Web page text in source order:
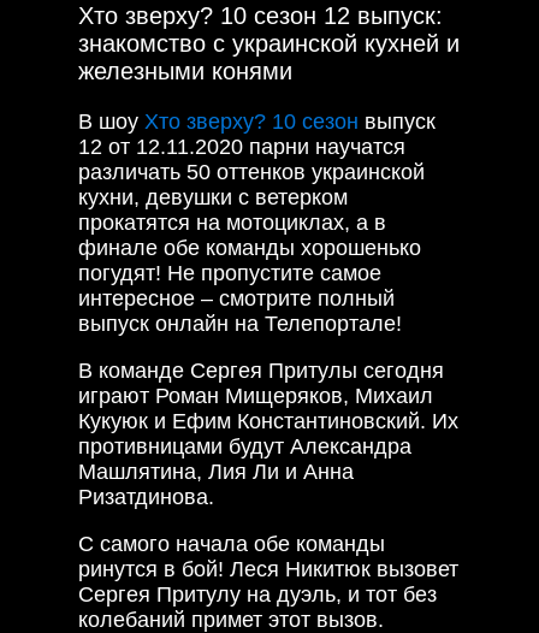
Хто зверху? 10 сезон 12 выпуск:
знакомство с украинской кухней и
железными конями
В шоу Хто зверху? 10 сезон выпуск
12 от 12.11.2020 парни научатся
различать 50 оттенков украинской
кухни, девушки с ветерком
прокатятся на мотоциклах, а в
финале обе команды хорошенько
погудят! Не пропустите самое
интересное – смотрите полный
выпуск онлайн на Телепортале!
В команде Сергея Притулы сегодня
играют Роман Мищеряков, Михаил
Кукуюк и Ефим Константиновский. Их
противницами будут Александра
Машлятина, Лия Ли и Анна
Ризатдинова.
С самого начала обе команды
ринутся в бой! Леся Никитюк вызовет
Сергея Притулу на дуэль, и тот без
колебаний примет этот вызов.